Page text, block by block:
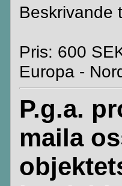
Beskrivande
Pris: 600
Europa -
P.g.a.
maila